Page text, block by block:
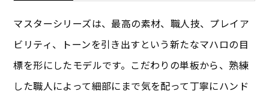
マスターシリーズは、最高の素材、職人技、プレイア
ビリティ、トーンを引き出すという新たなマハロの目
標を形にしたモデルです。こだわりの単板から、熟練
した職人によって細部にまで気を配って丁寧にハンド